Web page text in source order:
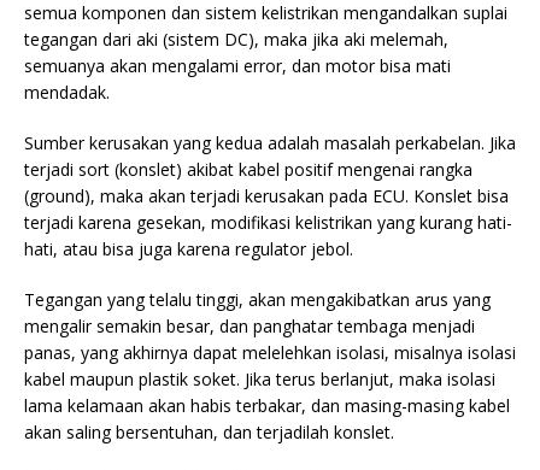
semua komponen dan sistem kelistrikan mengandalkan suplai
tegangan dari aki (sistem DC), maka jika aki melemah,
semuanya akan mengalami error, dan motor bisa mati
mendadak.
Sumber kerusakan yang kedua adalah masalah perkabelan. Jika
terjadi sort (konslet) akibat kabel positif mengenai rangka
(ground), maka akan terjadi kerusakan pada ECU. Konslet bisa
terjadi karena gesekan, modifikasi kelistrikan yang kurang hati-
hati, atau bisa juga karena regulator jebol.
Tegangan yang telalu tinggi, akan mengakibatkan arus yang
mengalir semakin besar, dan panghatar tembaga menjadi
panas, yang akhirnya dapat melelehkan isolasi, misalnya isolasi
kabel maupun plastik soket. Jika terus berlanjut, maka isolasi
lama kelamaan akan habis terbakar, dan masing-masing kabel
akan saling bersentuhan, dan terjadilah konslet.